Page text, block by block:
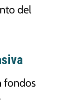
del
fondos